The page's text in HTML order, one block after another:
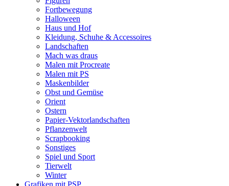
Fortbewegung
Halloween
Haus und Hof
Kleidung, Schuhe & Accessoires
Landschaften
Mach was draus
Malen mit Procreate
Malen mit PS
Maskenbilder
Obst und Gemüse
Orient
Ostern
Papier-Vektorlandschaften
Pflanzenwelt
Scrapbooking
Sonstiges
Spiel und Sport
Tierwelt
Winter
Grafiken mit PSP